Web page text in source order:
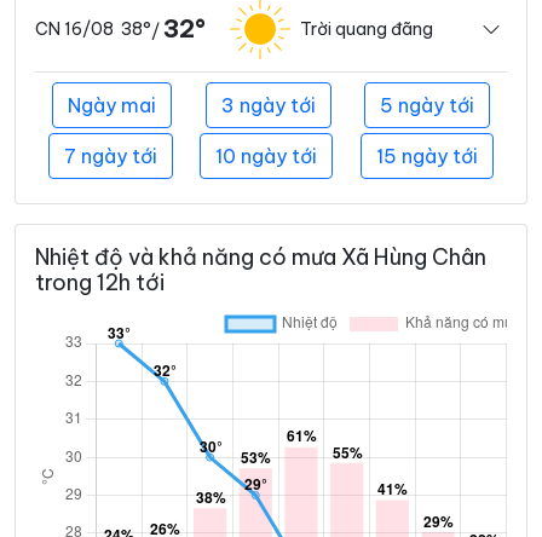
CN 16/08 38°/ 32° Trời quang đãng
Ngày mai 3 ngày tới 5 ngày tới
7 ngày tới 10 ngày tới 15 ngày tới
Nhiệt độ và khả năng có mưa Xã Hùng Chân
trong 12h tới